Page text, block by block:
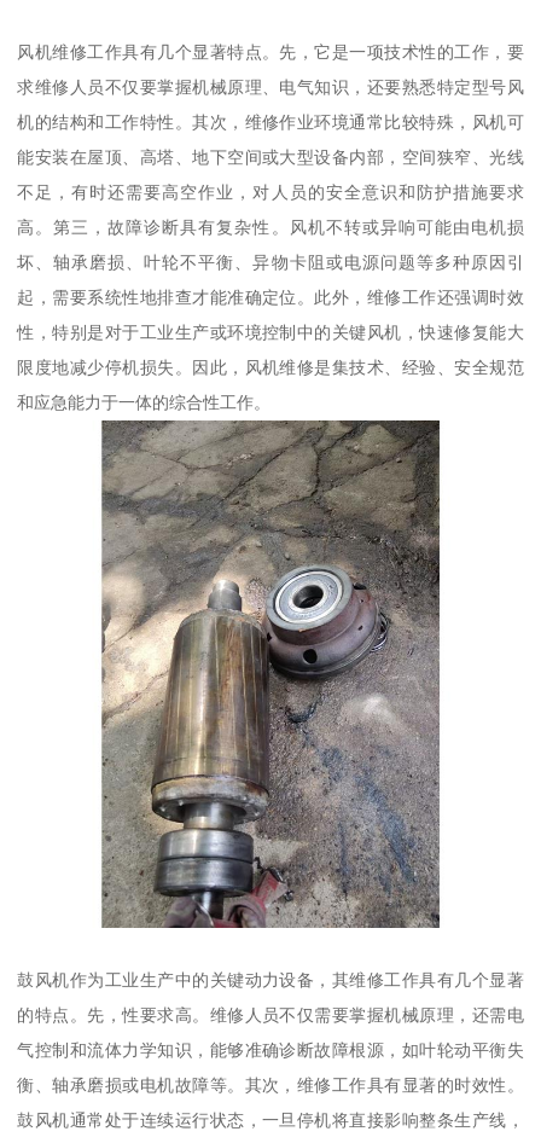
风机维修工作具有几个显著特点。先，它是一项技术性的工作，要
求维修人员不仅要掌握机械原理、电气知识，还要熟悉特定型号风
机的结构和工作特性。其次，维修作业环境通常比较特殊，风机可
能安装在屋顶、高塔、地下空间或大型设备内部，空间狭窄、光线
不足，有时还需要高空作业，对人员的安全意识和防护措施要求
高。第三，故障诊断具有复杂性。风机不转或异响可能由电机损
坏、轴承磨损、叶轮不平衡、异物卡阻或电源问题等多种原因引
起，需要系统性地排查才能准确定位。此外，维修工作还强调时效
性，特别是对于工业生产或环境控制中的关键风机，快速修复能大
限度地减少停机损失。因此，风机维修是集技术、经验、安全规范
和应急能力于一体的综合性工作。
鼓风机作为工业生产中的关键动力设备，其维修工作具有几个显著
的特点。先，性要求高。维修人员不仅需要掌握机械原理，还需电
气控制和流体力学知识，能够准确诊断故障根源，如叶轮动平衡失
衡、轴承磨损或电机故障等。其次，维修工作具有显著的时效性。
鼓风机通常处于连续运行状态，一旦停机将直接影响整条生产线，